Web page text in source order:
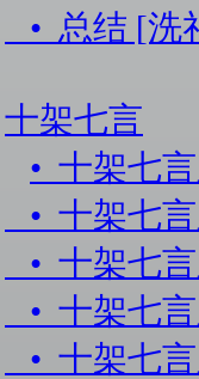
• 总结 [洗
十架七言
• 十架七
• 十架七
• 十架七
• 十架七
• 十架七